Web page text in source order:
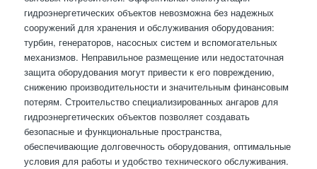
гидроэнергетических объектов невозможна без надежных
сооружений для хранения и обслуживания оборудования:
турбин, генераторов, насосных систем и вспомогательных
механизмов. Неправильное размещение или недостаточная
защита оборудования могут привести к его повреждению,
снижению производительности и значительным финансовым
потерям. Строительство специализированных ангаров для
гидроэнергетических объектов позволяет создавать
безопасные и функциональные пространства,
обеспечивающие долговечность оборудования, оптимальные
условия для работы и удобство технического обслуживания.